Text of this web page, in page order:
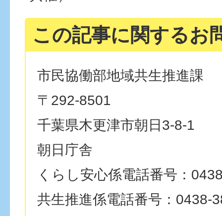
この記事に関するお
市民協働部地域共生推進課
〒292-8501
千葉県木更津市朝日3-8-1
朝日庁舎
くらし安心係電話番号：
共生推進係電話番号：0438-